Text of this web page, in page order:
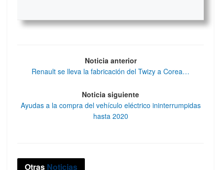
Noticia anterior
Renault se lleva la fabricación del Twizy a Corea…
Noticia siguiente
Ayudas a la compra del vehículo eléctrico ininterrumpidas
hasta 2020
Otras Noticias